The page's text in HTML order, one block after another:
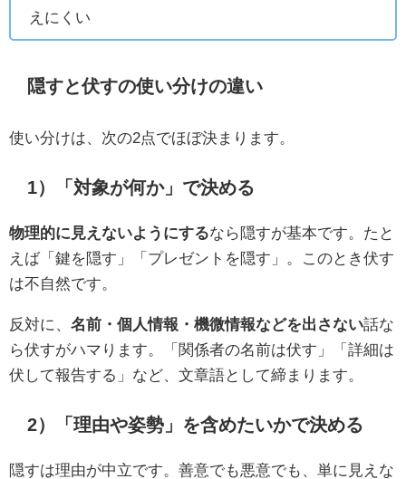
えにくい
隠すと伏すの使い分けの違い
使い分けは、次の2点でほぼ決まります。
1）「対象が何か」で決める
物理的に見えないようにするなら隠すが基本です。たと
えば「鍵を隠す」「プレゼントを隠す」。このとき伏す
は不自然です。
反対に、 名前・個人情報・機微情報などを出さない話な
ら伏すがハマります。「関係者の名前は伏す」「詳細は
伏して報告する」など、文章語として締まります。
2）「理由や姿勢」を含めたいかで決める
隠すは理由が中立です。善意でも悪意でも、単に見えな